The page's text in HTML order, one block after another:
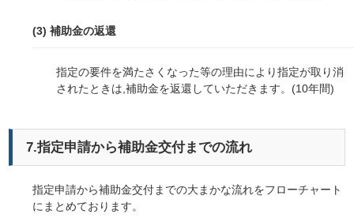
(3) 補助金の返還
指定の要件を満たさくなった等の理由により指定が取り消
されたときは,補助金を返還していただきます。(10年間)
7.指定申請から補助金交付までの流れ
指定申請から補助金交付までの大まかな流れをフローチャート
にまとめております。